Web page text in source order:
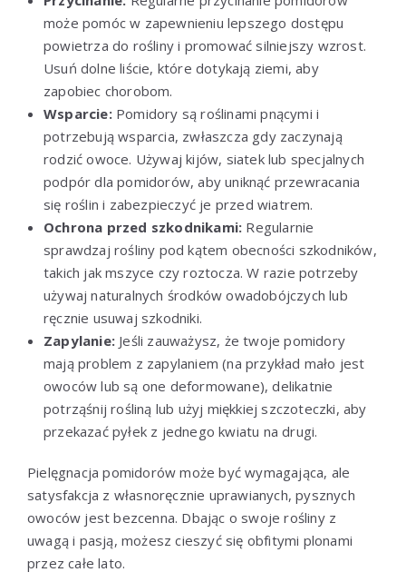
może pomóc w zapewnieniu lepszego dostępu
powietrza do rośliny i promować silniejszy wzrost.
Usuń dolne liście, które dotykają ziemi, aby
zapobiec chorobom.
Wsparcie:Pomidory są roślinami pnącymi i
potrzebują wsparcia, zwłaszcza gdy zaczynają
rodzić owoce. Używaj kijów, siatek lub specjalnych
podpór dla pomidorów, aby uniknąć przewracania
się roślin i zabezpieczyć je przed wiatrem.
Ochrona przed szkodnikami: Regularnie
sprawdzaj rośliny pod kątem obecności szkodników,
takich jak mszyce czy roztocza. W razie potrzeby
używaj naturalnych środków owadobójczych lub
ręcznie usuwaj szkodniki.
Zapylanie: Jeśli zauważysz, że twoje pomidory
mają problem z zapylaniem (na przykład mało jest
owoców lub są one deformowane), delikatnie
potrząśnij rośliną lub użyj miękkiej szczoteczki, aby
przekazać pyłek z jednego kwiatu na drugi.
Pielęgnacja pomidorów może być wymagająca, ale
satysfakcja z własnoręcznie uprawianych, pysznych
owoców jest bezcenna. Dbając o swoje rośliny z
uwagą i pasją, możesz cieszyć się obfitymi plonami
przez całe lato.